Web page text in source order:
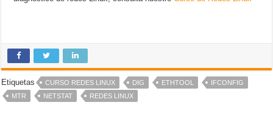
Etiquetas CURSO REDES LINUX DIG ETHTOOL
IFCONFIG
MTR
NETSTAT REDES LINUX